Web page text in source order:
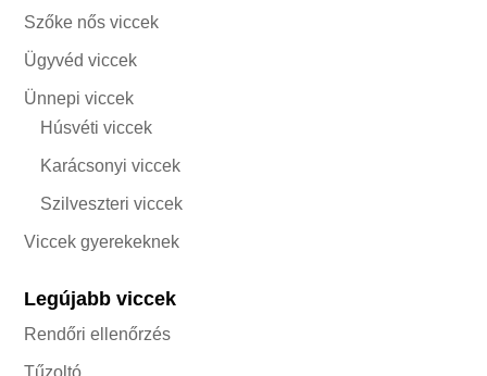
Szőke nős viccek
Ügyvéd viccek
Ünnepi viccek
Húsvéti viccek
Karácsonyi viccek
Szilveszteri viccek
Viccek gyerekeknek
Legújabb viccek
Rendőri ellenőrzés
Tűzoltó